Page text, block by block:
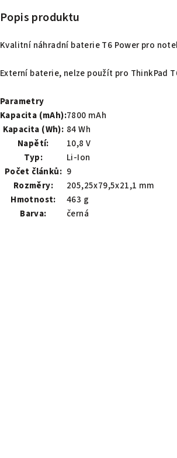
Popis produktu
Kvalitní náhradní baterie T6 Power pro
Externí baterie, nelze použít pro ThinkPad
Parametry
Kapacita (mAh):7800 mAh
Kapacita (Wh): 84 Wh
Napětí:
10,8 V
Typ:
Li-Ion
Počet článků: 9
Rozměry:
205,25x79,5x21,1 mm
Hmotnost:
463 g
Barva:
černá